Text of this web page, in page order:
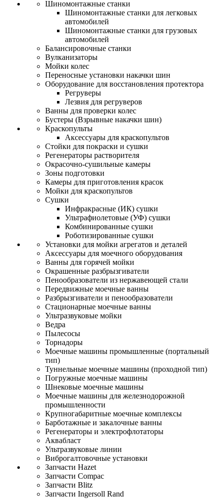
Шиномонтажные станки
Шиномонтажные станки для легковых
автомобилей
Шиномонтажные станки для грузовых
автомобилей
Балансировочные станки
Вулканизаторы
Мойки колес
Переносные установки накачки шин
Оборудование для восстановления протектора
Регруверы
Лезвия для регруверов
Ванны для проверки колес
Бустеры (Взрывные накачки шин)
Краскопульты
Аксессуары для краскопультов
Стойки для покраски и сушки
Регенераторы растворителя
Окрасочно-сушильные камеры
Зоны подготовки
Камеры для приготовления красок
Мойки для краскопультов
Сушки
Инфракрасные (ИК) сушки
Ультрафиолетовые (УФ) сушки
Комбинированные сушки
Роботизированные сушки
Установки для мойки агрегатов и деталей
Аксессуары для моечного оборудования
Ванны для горячей мойки
Окрашенные разбрызгиватели
Пенообразователи из нержавеющей стали
Передвижные моечные ванны
Разбрызгиватели и пенообразователи
Стационарные моечные ванны
Ультразвуковые мойки
Ведра
Пылесосы
Торнадоры
Моечные машины промышленные (портальный
тип)
Туннельные моечные машины (проходной тип)
Погружные моечные машины
Шнековые моечные машины
Моечные машины для железнодорожной
промышленности
Крупногабаритные моечные комплексы
Барботажные и закалочные ванны
Регенераторы и электрофлотаторы
Аквабласт
Ультразвуковые линии
Виброгалтовочные установки
Запчасти Hazet
Запчасти Compac
Запчасти Blitz
Запчасти Ingersoll Rand